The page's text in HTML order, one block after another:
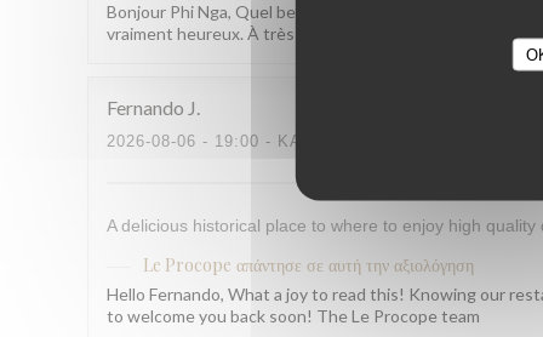
Bonjour Phi Nga, Quel beau retour, merci ! Savoir que
vraiment heureux. À très bientôt ! L'équipe du Procope
Fernando J
2026-08-06 - 19:00 - ΚΑΛΕΣΜΈΝΟΙ 7
A delicious historical place to where to enjoy high quality
Le Procope απάντησε σε αυτή την αξιολόγηση
Hello Fernando, What a joy to read this! Knowing our
to welcome you back soon! The Le Procope team